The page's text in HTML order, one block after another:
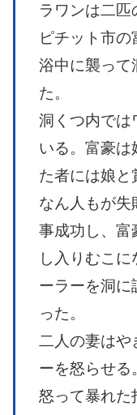
ラワンは二匹
ピチット市
浴中に襲って
た。
洞くつ内では
いる。富豪は
た者には娘と
なん人もが失
事成功し、富
し入りむこ
ーラーを洞に
った。
二人の妻はや
ーを怒らせる。
怒って暴れた